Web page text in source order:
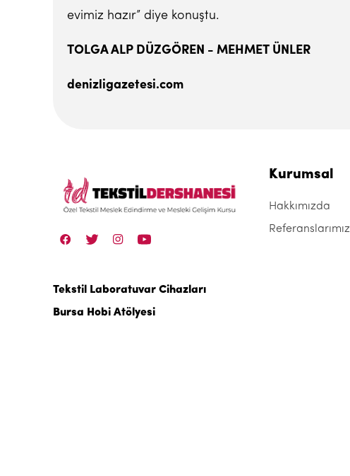
evimiz hazır” diye konuştu.
TOLGA ALP DÜZGÖREN - MEHMET ÜNLER
denizligazetesi.com
Tekstil Laboratuvar Cihazları
Bursa Hobi Atölyesi
Kurumsal
Hakkımızda
Referanslarımız